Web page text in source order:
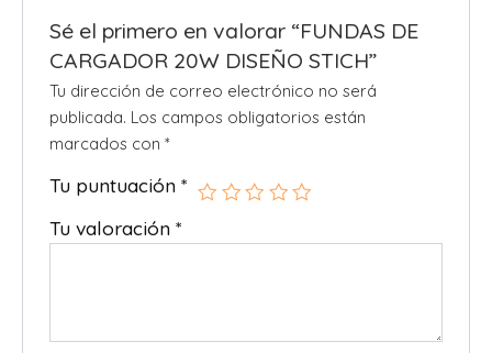
Sé el primero en valorar “FUNDAS DE
CARGADOR 20W DISEÑO STICH”
Tu dirección de correo electrónico no será
publicada. Los campos obligatorios están
marcados con*
Tu puntuación*
Tu valoración*